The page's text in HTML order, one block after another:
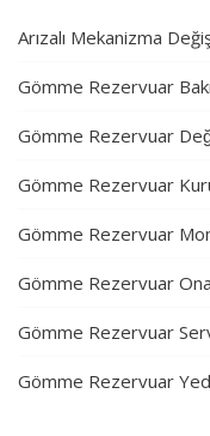
Arızalı Mekanizma
Gömme Rezervuar
Gömme Rezervuar
Gömme Rezervuar
Gömme Rezervuar
Gömme Rezervuar
Gömme Rezervuar
Gömme Rezervuar